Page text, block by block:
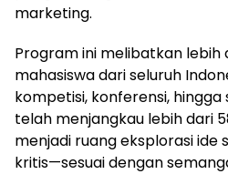
marketing.
Program ini melibatkan lebih
mahasiswa dari seluruh
kompetisi, konferensi,
telah menjangkau lebih dari
menjadi ruang eksplorasi ide
kritis—sesuai dengan